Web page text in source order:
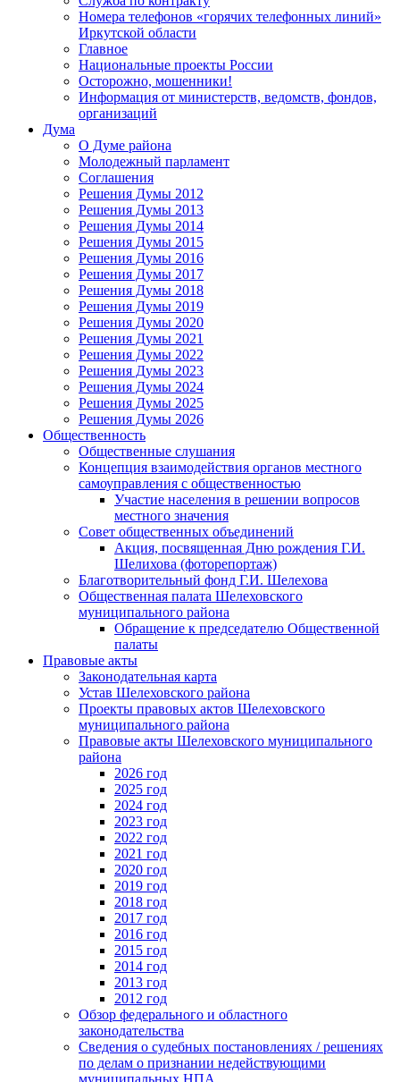
Номера телефонов «горячих телефонных линий»
Иркутской области
Главное
Национальные проекты России
Осторожно, мошенники!
Информация от министерств, ведомств, фондов,
организаций
Дума
О Думе района
Молодежный парламент
Соглашения
Решения Думы 2012
Решения Думы 2013
Решения Думы 2014
Решения Думы 2015
Решения Думы 2016
Решения Думы 2017
Решения Думы 2018
Решения Думы 2019
Решения Думы 2020
Решения Думы 2021
Решения Думы 2022
Решения Думы 2023
Решения Думы 2024
Решения Думы 2025
Решения Думы 2026
Общественность
Общественные слушания
Концепция взаимодействия органов местного
самоуправления с общественностью
Участие населения в решении вопросов
местного значения
Совет общественных объединений
Акция, посвященная Дню рождения Г.И.
Шелихова (фоторепортаж)
Благотворительный фонд Г.И. Шелехова
Общественная палата Шелеховского
муниципального района
Обращение к председателю Общественной
палаты
Правовые акты
Законодательная карта
Устав Шелеховского района
Проекты правовых актов Шелеховского
муниципального района
Правовые акты Шелеховского муниципального
района
2026 год
2025 год
2024 год
2023 год
2022 год
2021 год
2020 год
2019 год
2018 год
2017 год
2016 год
2015 год
2014 год
2013 год
2012 год
Обзор федерального и областного
законодательства
Сведения о судебных постановлениях / решениях
по делам о признании недействующими
муниципальных НПА